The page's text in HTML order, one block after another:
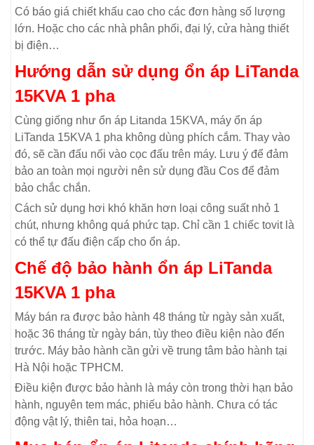
Có báo giá chiết khấu cao cho các đơn hàng số lượng
lớn. Hoặc cho các nhà phân phối, đại lý, cửa hàng thiết
bị điện…
Hướng dẫn sử dụng ổn áp LiTanda
15KVA 1 pha
Cùng giống như ổn áp Litanda 15KVA, máy ổn áp
LiTanda 15KVA 1 pha không dùng phích cắm. Thay vào
đó, sẽ cần đấu nối vào cọc đấu trên máy. Lưu ý để đảm
bảo an toàn mọi người nên sử dụng đầu Cos để đảm
bảo chắc chắn.
Cách sử dụng hơi khó khăn hơn loại công suất nhỏ 1
chút, nhưng không quá phức tạp. Chỉ cần 1 chiếc tovit là
có thể tự đấu điện cấp cho ổn áp.
Chế độ bảo hành ổn áp LiTanda
15KVA 1 pha
Máy bán ra được bảo hành 48 tháng từ ngày sản xuất,
hoặc 36 tháng từ ngày bán, tùy theo điều kiện nào đến
trước. Máy bảo hành cần gửi về trung tâm bảo hành tại
Hà Nội hoặc TPHCM.
Điều kiện được bảo hành là máy còn trong thời hạn bảo
hành, nguyên tem mác, phiếu bảo hành. Chưa có tác
động vật lý, thiên tai, hỏa hoạn…